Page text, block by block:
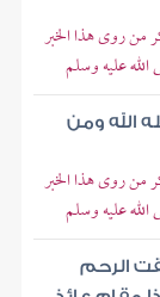
من روى هذا الخبر
عليه وسلم
الله ومن
من روى هذا الخبر
عليه وسلم
الرحم